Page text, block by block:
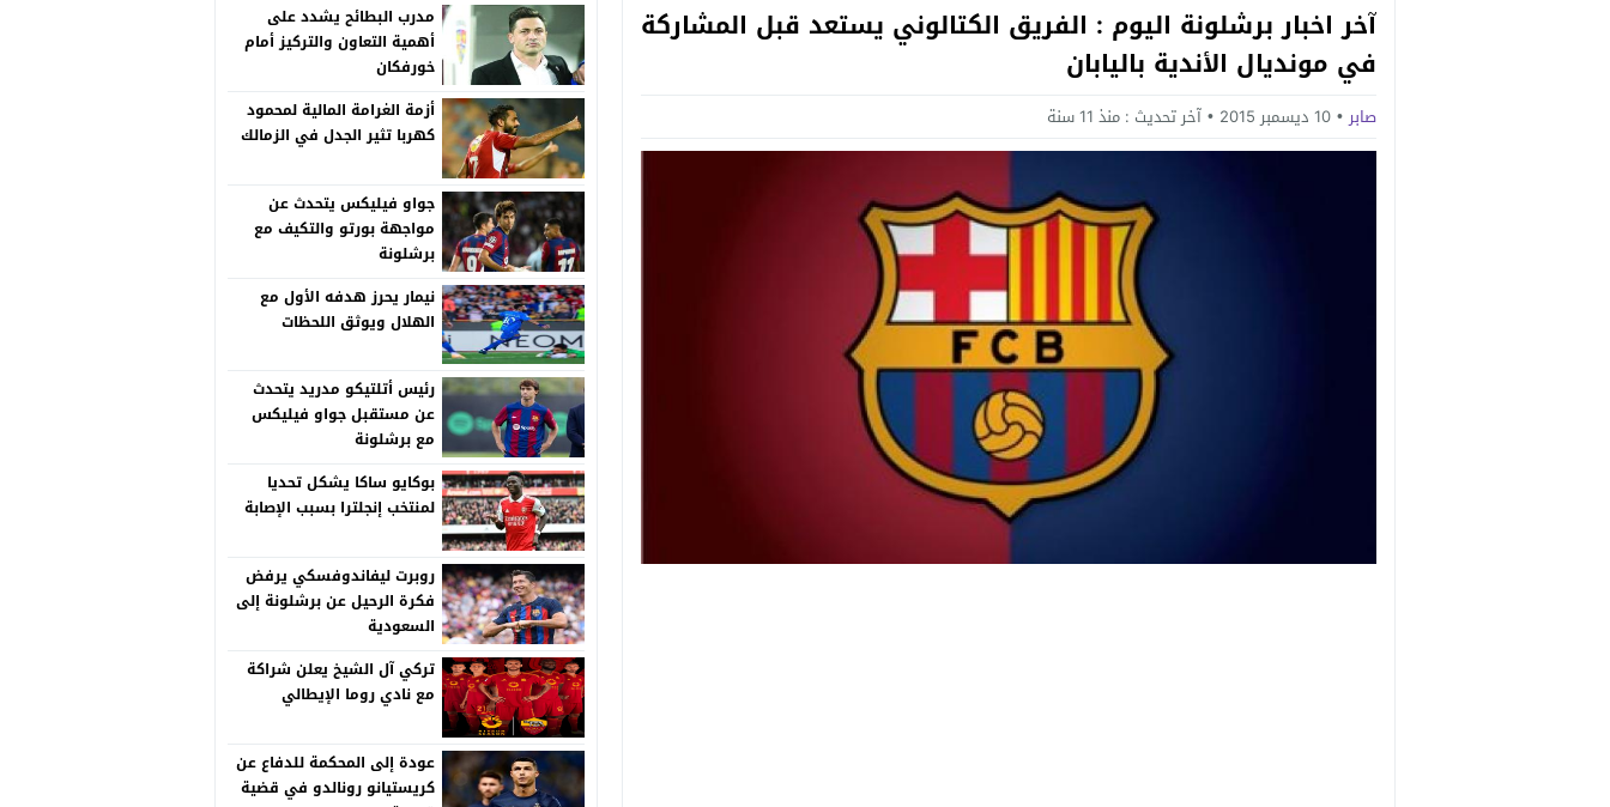
Next
آخر اخبار برشلونة اليوم : الفريق الكتالوني يستعد قبل المشاركة
في مونديال الأندية باليابان
صابر 10 ديسمبر 2015 آخر تحديث : منذ 11 سنة
مدرب البطائح يشدد على
أهمية التعاون والتركيز أمام
خورفكان
أزمة الغرامة المالية لمحمود
كهربا تثير الجدل في الزمالك
جواو فيليكس يتحدث عن
مواجهة بورتو والتكيف مع
برشلونة
نيمار يحرز هدفه الأول مع
الهلال ويوثق اللحظات
رئيس أتلتيكو مدريد يتحدث
عن مستقبل جواو فيليكس
مع برشلونة
بوكايو ساكا يشكل تحديا
لمنتخب إنجلترا بسبب الإصابة
روبرت ليفاندوفسكي يرفض
فكرة الرحيل عن برشلونة إلى
السعودية
تركي آل الشيخ يعلن شراكة
مع نادي روما الإيطالي
عودة إلى المحكمة للدفاع عن
كريستيانو رونالدو في قضية